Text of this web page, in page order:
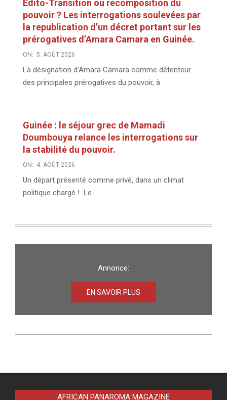
Edito-Transition ou recomposition du
pouvoir ? Les interrogations soulevées par
la republication d’un décret portant sur les
prérogatives d’Amara Camara en Guinée.
ON: 5. AOÛT 2026
La désignation d’Amara Camara comme détenteur
des principales prérogatives du pouvoir, à
Guinée : le séjour grec de Mamadi
Doumbouya relance les interrogations sur
la stabilité du pouvoir.
ON: 4. AOÛT 2026
Un départ présenté comme privé, dans un climat
politique chargé ! Le
Annonce:
EN SAVOIR PLUS
AFRICAN PANAROMA MAGAZINE